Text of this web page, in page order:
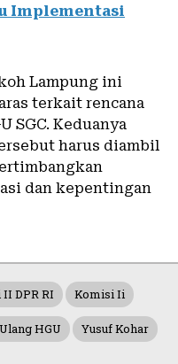
Implementasi
Lampung ini
terkait rencana
SGC. Keduanya
harus diambil
dan kepentingan
DPR RI Komisi Ii
HGU Yusuf Kohar